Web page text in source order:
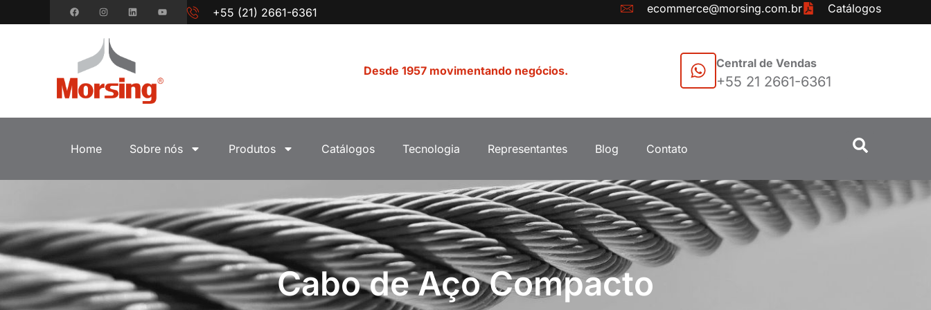
+55 (21) 2661-6361 ecommerce@morsing.com.br Catálogos
Desde 1957 movimentando negócios.
Central de Vendas
+55 21 2661-6361
Home Sobre nós Produtos Catálogos Tecnologia Representantes Blog Contato
Cabo de Aço Compacto